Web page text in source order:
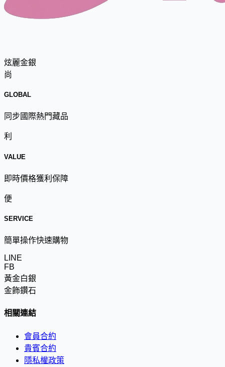
炫麗金銀
尚
GLOBAL
同步國際熱門藏品
利
VALUE
即時價格獲利保障
便
SERVICE
簡單操作快速購物
LINE
FB
黃金白銀
金飾鑽石
相關連結
會員合約
貴賓合約
隱私權政策